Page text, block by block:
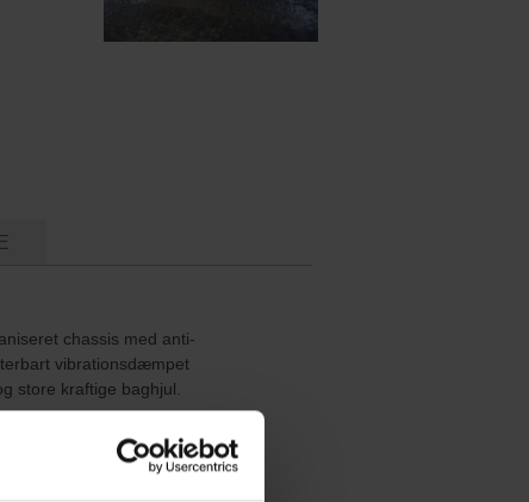
chassis med anti-
vibrationsdæmpet
store kraftige baghjul.